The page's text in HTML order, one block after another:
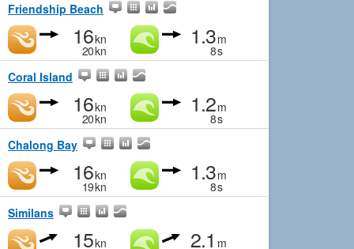
Friendship Beach
16kn
20kn
1.3m
8s
Coral Island
16kn
20kn
1.2m
8s
Chalong Bay
16kn
19kn
1.3m
8s
Similans
15kn 2.1 m